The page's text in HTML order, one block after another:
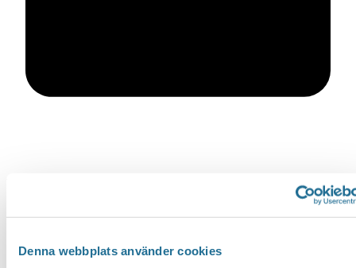
Denna webbplats använder cookies